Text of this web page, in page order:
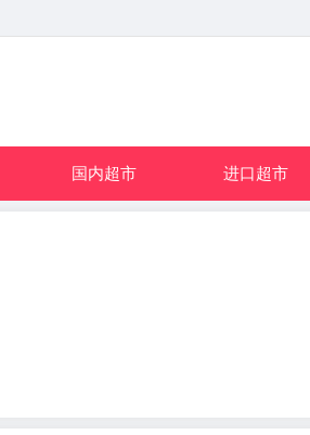
国内超市 进口超市